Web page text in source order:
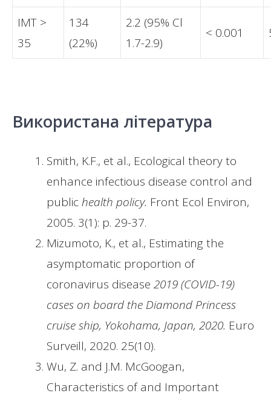
ІМТ >
35
134
(22%)
2.2 (95% Cl
1.7-2.9)
< 0.001
Використана література
Smith, K.F., et al., Ecological theory to
enhance infectious disease control and
publichealth policy. Front Ecol Environ,
2005. 3(1): p. 29-37.
Mizumoto, K., et al., Estimating the
asymptomatic proportion of
coronavirus disease 2019 (COVID-19)
cases on board the Diamond Princess
cruise ship, Yokohama, Japan, 2020. Euro
Surveill, 2020. 25(10).
Wu, Z. and J.M. McGoogan,
Characteristics of and Important